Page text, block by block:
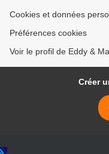
Cookies et données
Préférences cookies
Voir le profil de Eddy &
Créer